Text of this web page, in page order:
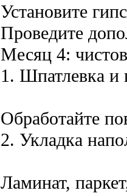
Установите
Проведите
Месяц 4:
1. Шпатлевка и
Обработайте
2. Укладка
Ламинат,